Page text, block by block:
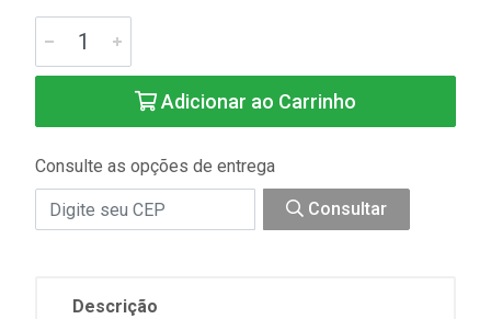
Adicionar ao Carrinho
Consulte as opções de entrega
Consultar
Descrição